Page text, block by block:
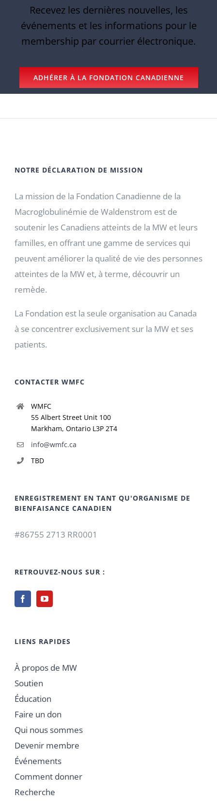
Recevez les dernières nouvelles, les
événements et les informations pour le
membership par courrier électronique.
ADHÉRER À LA FONDATION CANADIENNE
NOTRE DÉCLARATION DE MISSION
La mission de la Fondation Canadienne de la
Macroglobulinémie de Waldenstrom est de
soutenir les Canadiens atteints de la MW et leurs
familles, en offrant une gamme de services qui
peuvent améliorer la qualité de vie des personnes
atteintes de la MW et, à terme, découvrir un
remède.
La Fondation est la seule organisation au Canada
à se concentrer exclusivement sur la MW et ses
patients.
CONTACTER WMFC
WMFC
55 Albert Street Unit 100
Markham, Ontario L3P 2T4
info@wmfc.ca
TBD
ENREGISTREMENT EN TANT QU'ORGANISME DE
BIENFAISANCE CANADIEN
#86755 2713 RR0001
RETROUVEZ-NOUS SUR :
LIENS RAPIDES
À propos de MW
Soutien
Éducation
Faire un don
Qui nous sommes
Devenir membre
Événements
Comment donner
Recherche